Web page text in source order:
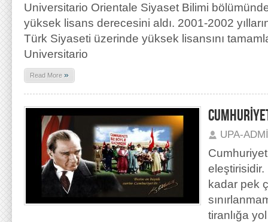
Universitario Orientale Siyaset Bilimi
yüksek lisans derecesini aldı. 2001-2002
Türk Siyaseti üzerinde yüksek lisansını
Universitario
Read More »
UPA-
eleştirisidir.
kadar pek
tiranlığa